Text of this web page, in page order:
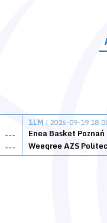
---
---
1LM | 2026-09-19
Enea Basket Poznań